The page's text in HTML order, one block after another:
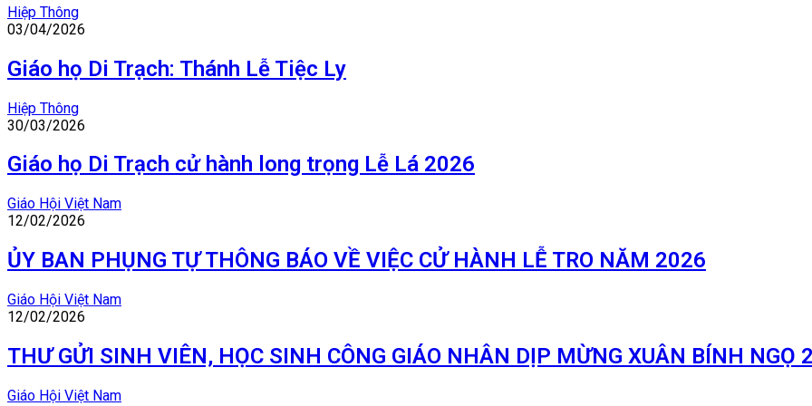
Hiệp Thông
03/04/2026
Giáo họ Di Trạch: Thánh Lễ Tiệc Ly
Hiệp Thông
30/03/2026
Giáo họ Di Trạch cử hành long trọng Lễ Lá 2026
Giáo Hội Việt Nam
12/02/2026
ỦY BAN PHỤNG TỰ THÔNG BÁO VỀ VIỆC CỬ HÀNH LỄ TRO NĂM 2026
Giáo Hội Việt Nam
12/02/2026
THƯ GỬI SINH VIÊN, HỌC SINH CÔNG GIÁO NHÂN DỊP MỪNG XUÂN BÍNH NGỌ
Giáo Hội Việt Nam